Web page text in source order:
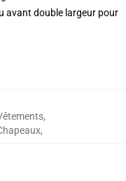
avant double largeur pour
,
,